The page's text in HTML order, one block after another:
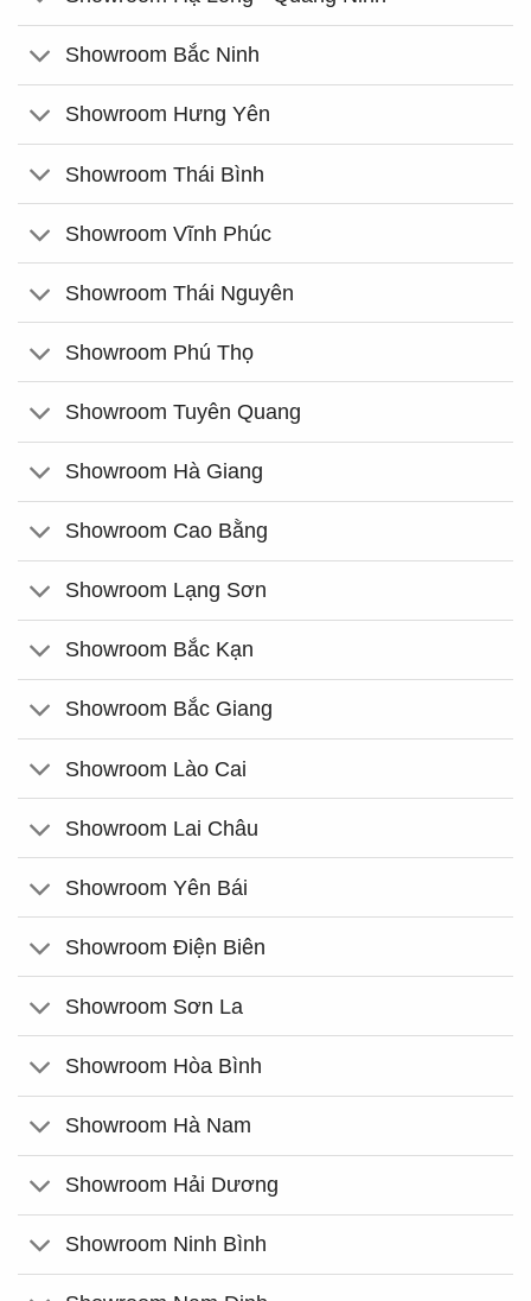
Showroom Bắc Ninh
Showroom Hưng Yên
Showroom Thái Bình
Showroom Vĩnh Phúc
Showroom Thái Nguyên
Showroom Phú Thọ
Showroom Tuyên Quang
Showroom Hà Giang
Showroom Cao Bằng
Showroom Lạng Sơn
Showroom Bắc Kạn
Showroom Bắc Giang
Showroom Lào Cai
Showroom Lai Châu
Showroom Yên Bái
Showroom Điện Biên
Showroom Sơn La
Showroom Hòa Bình
Showroom Hà Nam
Showroom Hải Dương
Showroom Ninh Bình